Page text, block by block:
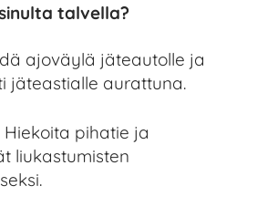
talvella?
ajoväylä jäteautolle ja
jäteastialle aurattuna.
Hiekoita pihatie ja
liukastumisten